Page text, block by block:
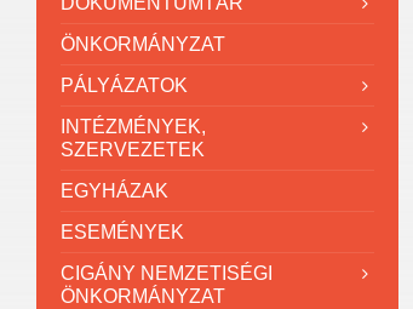
ÖNKORMÁNYZAT
PÁLYÁZATOK
INTÉZMÉNYEK,
SZERVEZETEK
EGYHÁZAK
ESEMÉNYEK
CIGÁNY NEMZETISÉGI
ÖNKORMÁNYZAT